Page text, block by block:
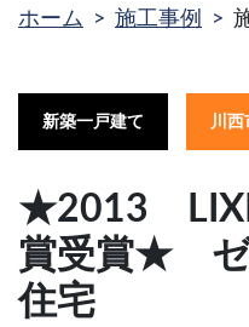
ホーム 施工事例
新築一戸建て 川西
★2013
賞受賞★ ゼ
住宅